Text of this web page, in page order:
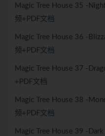
Magic Tree House 35 -
频+PDF文档
Magic Tree House 36 -
频+PDF文档
Magic Tree House 37 -
+PDF文档
Magic Tree House 38 -
频+PDF文档
Magic Tree House 39 -